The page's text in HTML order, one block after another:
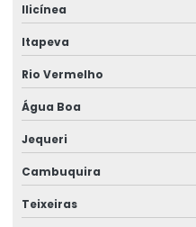
Ilicínea
Itapeva
Rio Vermelho
Água Boa
Jequeri
Cambuquira
Teixeiras